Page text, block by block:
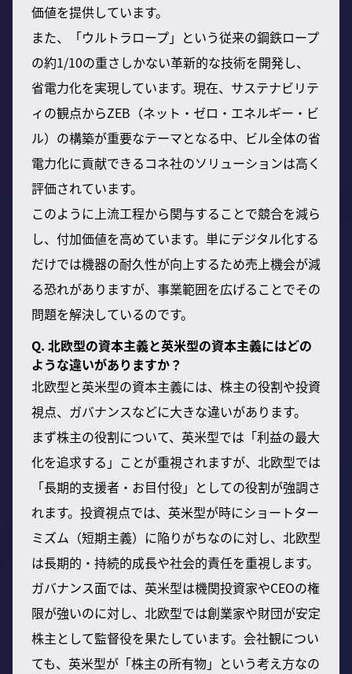
価値を提供しています。
また、「ウルトラロープ」という従来の鋼鉄ロープ
の約1/10の重さしかない革新的な技術を開発し、
省電力化を実現しています。現在、サステナビリテ
ィの観点からZEB（ネット・ゼロ・エネルギー・ビ
ル）の構築が重要なテーマとなる中、ビル全体の省
電力化に貢献できるコネ社のソリューションは高く
評価されています。
このように上流工程から関与することで競合を減ら
し、付加価値を高めています。単にデジタル化する
だけでは機器の耐久性が向上するため売上機会が減
る恐れがありますが、事業範囲を広げることでその
問題を解決しているのです。
Q. 北欧型の資本主義と英米型の資本主義にはどの
ような違いがありますか？
北欧型と英米型の資本主義には、株主の役割や投資
視点、ガバナンスなどに大きな違いがあります。
まず株主の役割について、英米型では「利益の最大
化を追求する」ことが重視されますが、北欧型では
「長期的支援者・お目付役」としての役割が強調さ
れます。投資視点では、英米型が時にショートター
ミズム（短期主義）に陥りがちなのに対し、北欧型
は長期的・持続的成長や社会的責任を重視します。
ガバナンス面では、英米型は機関投資家やCEOの権
限が強いのに対し、北欧型では創業家や財団が安定
株主として監督役を果たしています。会社観につい
ても、英米型が「株主の所有物」という考え方なの